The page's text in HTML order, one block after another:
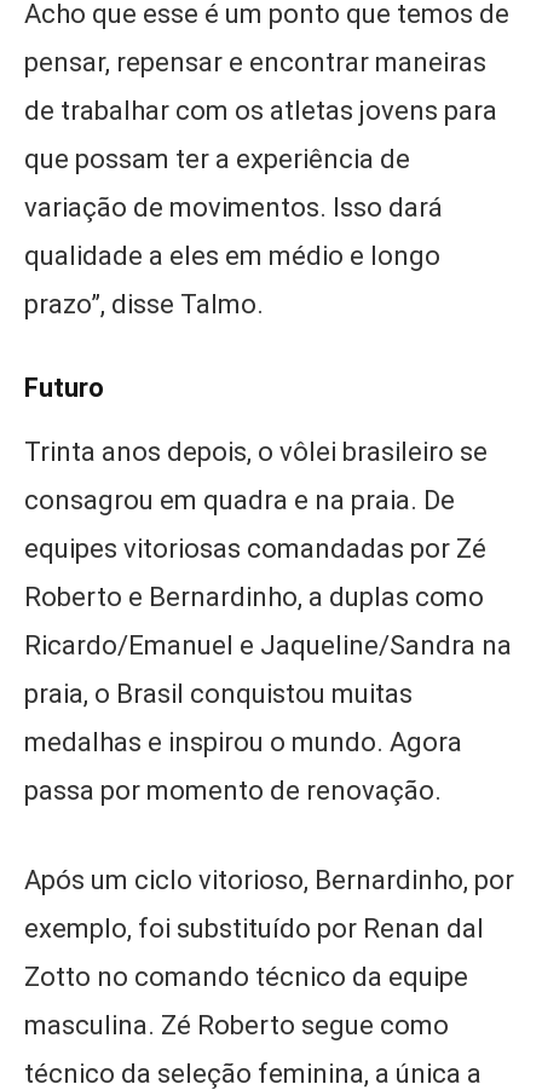
Acho que esse é um ponto que temos de
pensar, repensar e encontrar maneiras
de trabalhar com os atletas jovens para
que possam ter a experiência de
variação de movimentos. Isso dará
qualidade a eles em médio e longo
prazo”, disse Talmo.
Futuro
Trinta anos depois, o vôlei brasileiro se
consagrou em quadra e na praia. De
equipes vitoriosas comandadas por Zé
Roberto e Bernardinho, a duplas como
Ricardo/Emanuel e Jaqueline/Sandra na
praia, o Brasil conquistou muitas
medalhas e inspirou o mundo. Agora
passa por momento de renovação.
Após um ciclo vitorioso, Bernardinho, por
exemplo, foi substituído por Renan dal
Zotto no comando técnico da equipe
masculina. Zé Roberto segue como
técnico da seleção feminina, a única a